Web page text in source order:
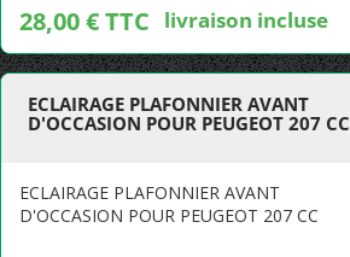
28,00 € TTC livraison incluse
ECLAIRAGE PLAFONNIER AVANT
D'OCCASION POUR PEUGEOT 207 CC
ECLAIRAGE PLAFONNIER AVANT
D'OCCASION POUR PEUGEOT 207 CC